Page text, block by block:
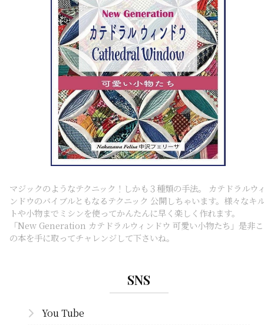
マジックのようなテクニック！しかも３種類の手法。 カテドラルウ
ンドウのバイブルともなるテクニック 公開しちゃいます。様々なキ
トや小物までミシンを使ってかんたんに早く楽しく作れます。
「New Generation カテドラルウィンドウ 可愛い小物たち」是非こ
の本を手に取ってチャレンジして下さいね。
SNS
You Tube